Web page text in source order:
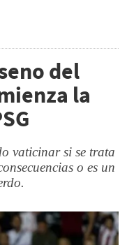
del
la
vaticinar si se trata
o es un